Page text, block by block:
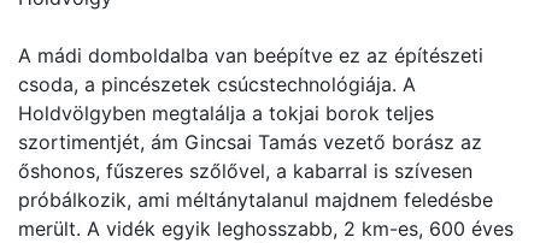
A mádi domboldalba van beépítve ez az építészeti
csoda, a pincészetek csúcstechnológiája. A
Holdvölgyben megtalálja a tokjai borok teljes
szortimentjét, ám Gincsai Tamás vezető borász az
őshonos, fűszeres szőlővel, a kabarral is szívesen
próbálkozik, ami méltánytalanul majdnem feledésbe
merült. A vidék egyik leghosszabb, 2 km-es, 600 éves